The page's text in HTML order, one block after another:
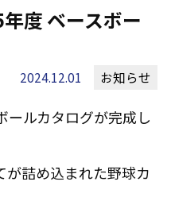
度 ベースボー
2024.12.01 お知らせ
ールカタログが完成し
詰め込まれた野球カ